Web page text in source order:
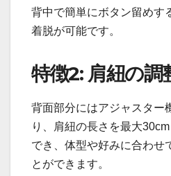
背中で簡単にボタン留めす
着脱が可能です。
特徴2: 肩紐の調
背面部分にはアジャスター
り、肩紐の長さを最大
でき、体型や好みに合わせ
とができます。